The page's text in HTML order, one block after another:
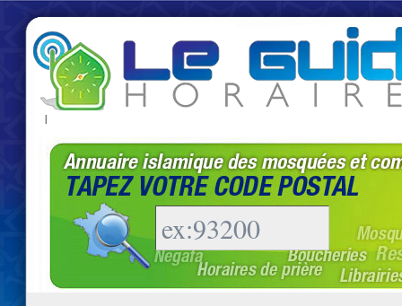
|